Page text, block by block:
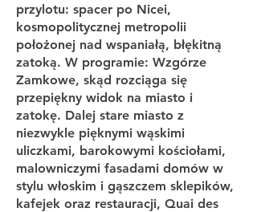
przylotu: spacer po Nicei,
kosmopolitycznej metropolii
położonej nad wspaniałą, błękitną
zatoką. W programie: Wzgórze
Zamkowe, skąd rozciąga się
przepiękny widok na miasto i
zatokę. Dalej stare miasto z
niezwykle pięknymi wąskimi
uliczkami, barokowymi kościołami,
malowniczymi fasadami domów w
stylu włoskim i gąszczem sklepików,
kafejek oraz restauracji, Quai des